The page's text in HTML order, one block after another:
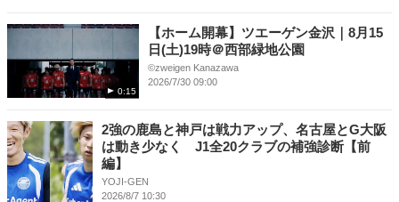
0:15
【ホーム開幕】ツエーゲン金沢｜8月15
日(土)19時＠西部緑地公園
©︎zweigen Kanazawa
2026/7/30 09:00
2強の鹿島と神戸は戦力アップ、名古屋とG大阪
は動き少なく J1全20クラブの補強診断【前
編】
YOJI-GEN
2026/8/7 10:30